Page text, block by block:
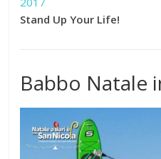
Stand Up Your Life!
Babbo Natale